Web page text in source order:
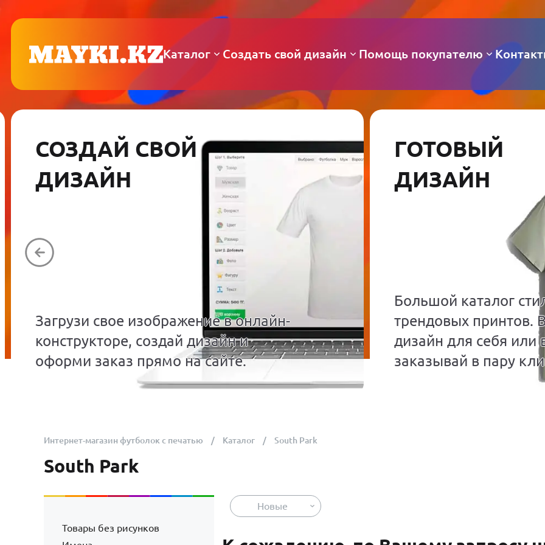
Каталог Создать свой дизайн Помощь покупателю
СОЗДАЙ СВОЙ
ДИЗАЙН
Загрузи свое изображение в онлайн-
конструкторе, создай дизайн и
оформи заказ прямо на сайте.
ГОТОВЫЙ
ДИЗАЙН
Большой каталог
трендовых принтов.
дизайн для себя или
заказывай в пару
Интернет-магазин футболок с печатью Каталог South Park
South Park
Товары без рисунков
Новые